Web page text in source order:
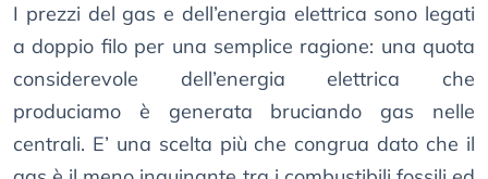
I prezzi del gas e dell’energia elettrica sono legati
a doppio filo per una semplice ragione: una quota
considerevole dell’energia elettrica che
produciamo è generata bruciando gas nelle
centrali. E’ una scelta più che congrua dato che il